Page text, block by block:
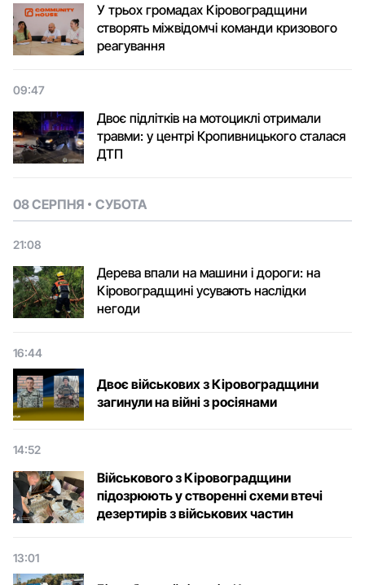
У трьох громадах Кіровоградщини
створять міжвідомчі команди кризового
реагування
09:47
Двоє підлітків на мотоциклі отримали
травми: у центрі Кропивницького сталася
ДТП
08 СЕРПНЯ СУБОТА
21:08
Дерева впали на машини і дороги: на
Кіровоградщині усувають наслідки
негоди
16:44
Двоє військових з Кіровоградщини
загинули на війні з росіянами
14:52
Військового з Кіровоградщини
підозрюють у створенні схеми втечі
дезертирів з військових частин
13:01